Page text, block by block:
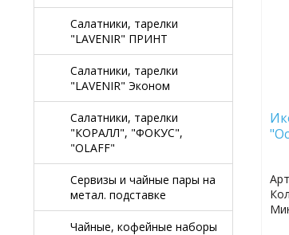
Салатники, тарелки
"LAVENIR" ПРИНТ
Салатники, тарелки
"LAVENIR" Эконом
Салатники, тарелки
"КОРАЛЛ", "ФОКУС",
"OLAFF"
Сервизы и чайные пары на
метал. подставке
Чайные, кофейные наборы